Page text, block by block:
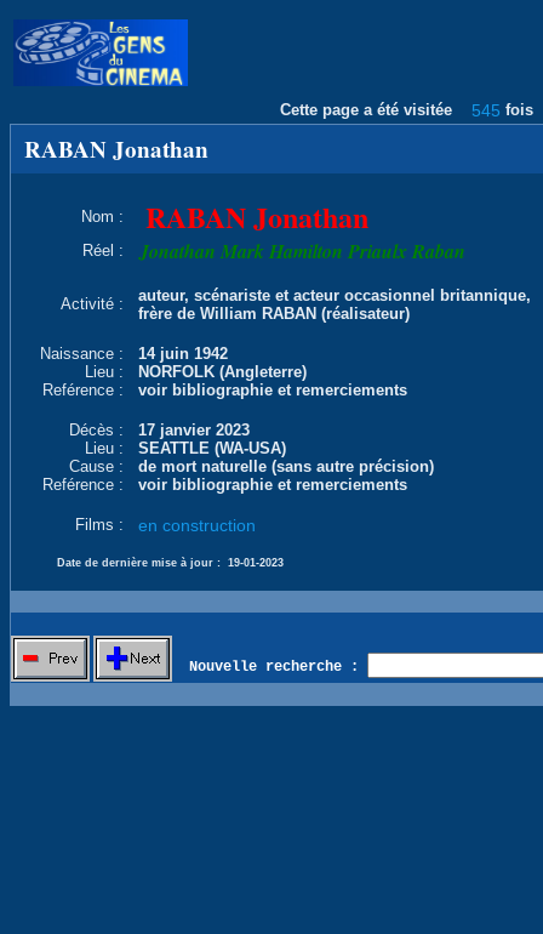
Cette page a été visitée 545 fois
RABAN Jonathan
Nom : RABAN Jonathan
Réel : Jonathan Mark Hamilton Priaulx Raban
Activité :
auteur, scénariste et acteur occasionnel britannique,
frère de William RABAN (réalisateur)
Naissance :
14 juin 1942
Lieu :
NORFOLK (Angleterre)
Reférence :
voir bibliographie et remerciements
Décès :
17 janvier 2023
Lieu :
SEATTLE (WA-USA)
Cause :
de mort naturelle (sans autre précision)
Reférence :
voir bibliographie et remerciements
Films : en construction
Date de dernière mise à jour : 19-01-2023
Nouvelle recherche :